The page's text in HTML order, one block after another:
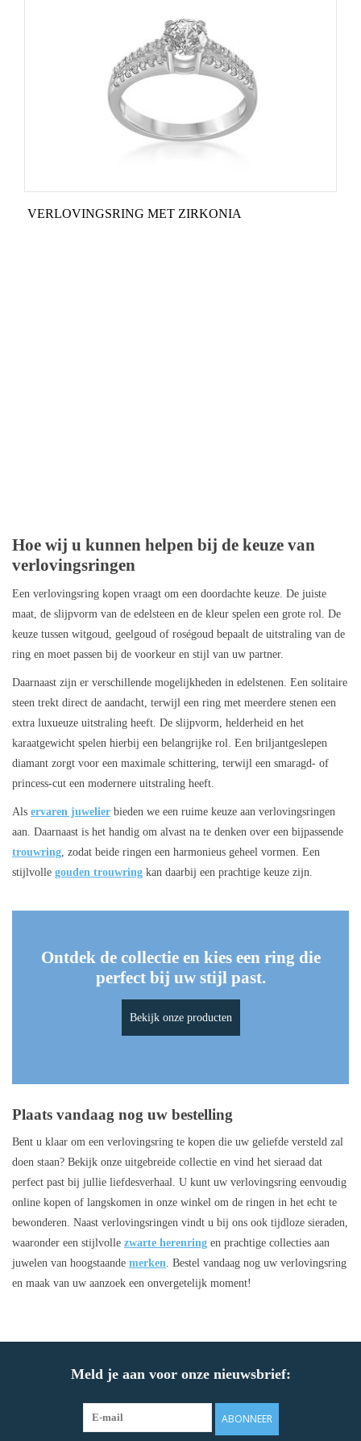
VERLOVINGSRING MET ZIRKONIA
Hoe wij u kunnen helpen bij de keuze van
verlovingsringen
Een verlovingsring kopen vraagt om een doordachte keuze. De juiste
maat, de slijpvorm van de edelsteen en de kleur spelen een grote rol. De
keuze tussen witgoud, geelgoud of roségoud bepaalt de uitstraling van de
ring en moet passen bij de voorkeur en stijl van uw partner.
Daarnaast zijn er verschillende mogelijkheden in edelstenen. Een solitaire
steen trekt direct de aandacht, terwijl een ring met meerdere stenen een
extra luxueuze uitstraling heeft. De slijpvorm, helderheid en het
karaatgewicht spelen hierbij een belangrijke rol. Een briljantgeslepen
diamant zorgt voor een maximale schittering, terwijl een smaragd- of
princess-cut een modernere uitstraling heeft.
Als ervaren juwelier bieden we een ruime keuze aan verlovingsringen
aan. Daarnaast is het handig om alvast na te denken over een bijpassende
trouwring , zodat beide ringen een harmonieus geheel vormen. Een
stijlvolle gouden trouwring kan daarbij een prachtige keuze zijn.
Ontdek de collectie en kies een ring die
perfect bij uw stijl past.
Bekijk onze producten
Plaats vandaag nog uw bestelling
Bent u klaar om een verlovingsring te kopen die uw geliefde versteld zal
doen staan? Bekijk onze uitgebreide collectie en vind het sieraad dat
perfect past bij jullie liefdesverhaal. U kunt uw verlovingsring eenvoudig
online kopen of langskomen in onze winkel om de ringen in het echt te
bewonderen. Naast verlovingsringen vindt u bij ons ook tijdloze sieraden,
waaronder een stijlvolle zwarte herenring en prachtige collecties aan
juwelen van hoogstaande merken . Bestel vandaag nog uw verlovingsring
en maak van uw aanzoek een onvergetelijk moment!
Meld je aan voor onze nieuwsbrief:
ABONNEER